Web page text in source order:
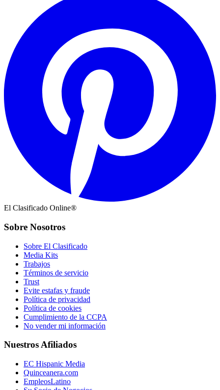
El Clasificado Online®
Sobre Nosotros
Sobre El Clasificado
Media Kits
Trabajos
Términos de servicio
Trust
Evite estafas y fraude
Política de privacidad
Política de cookies
Cumplimiento de la CCPA
No vender mi información
Nuestros Afiliados
EC Hispanic Media
Quinceanera.com
EmpleosLatino